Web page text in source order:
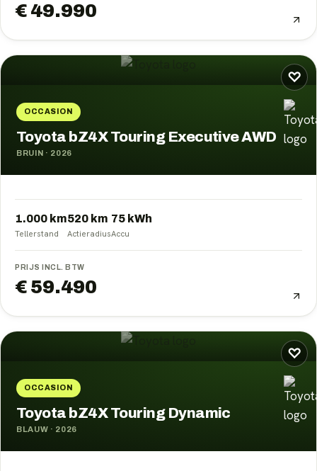
€ 49.990
♡
OCCASION
Toyota bZ4X Touring Executive AWD
BRUIN · 2026
1.000 km
Tellerstand
520 km
Actieradius
75 kWh
Accu
PRIJS INCL. BTW
€ 59.490
♡
OCCASION
Toyota bZ4X Touring Dynamic
BLAUW · 2026